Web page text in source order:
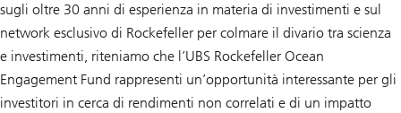
sugli oltre 30 anni di esperienza in materia di investimenti e sul
network esclusivo di Rockefeller per colmare il divario tra scienza
e investimenti, riteniamo che l’UBS Rockefeller Ocean
Engagement Fund rappresenti un’opportunità interessante per gli
investitori in cerca di rendimenti non correlati e di un impatto